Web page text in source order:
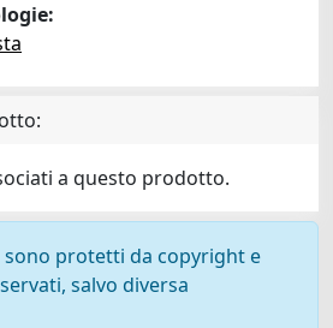
a questo prodotto.
sono protetti da copyright e
salvo diversa